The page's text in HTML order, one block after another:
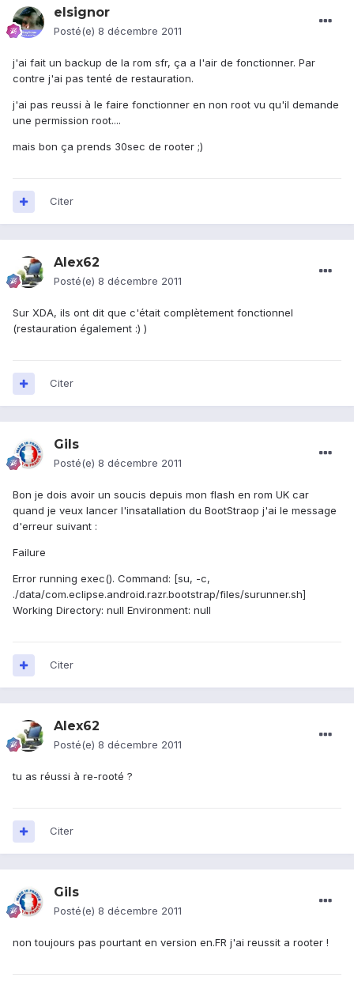
elsignor
Posté(e) 8 décembre 2011
j'ai fait un backup de la rom sfr, ça a l'air de fonctionner. Par
contre j'ai pas tenté de restauration.
j'ai pas reussi à le faire fonctionner en non root vu qu'il demande
une permission root....
mais bon ça prends 30sec de rooter ;)
Citer
Alex62
Posté(e) 8 décembre 2011
Sur XDA, ils ont dit que c'était complètement fonctionnel
(restauration également :) )
Citer
Gils
Posté(e) 8 décembre 2011
Bon je dois avoir un soucis depuis mon flash en rom UK car
quand je veux lancer l'insatallation du BootStraop j'ai le message
d'erreur suivant :
Failure
Error running exec(). Command: [su, -c,
./data/com.eclipse.android.razr.bootstrap/files/surunner.sh]
Working Directory: null Environment: null
Citer
Alex62
Posté(e) 8 décembre 2011
tu as réussi à re-rooté ?
Citer
Gils
Posté(e) 8 décembre 2011
non toujours pas pourtant en version en.FR j'ai reussit a rooter !